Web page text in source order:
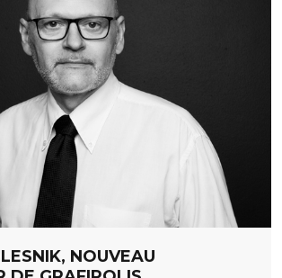
NOUVEAU